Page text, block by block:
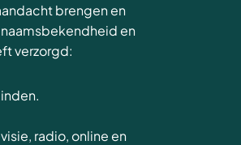
brengen en
en
verzorgd:
radio, online en